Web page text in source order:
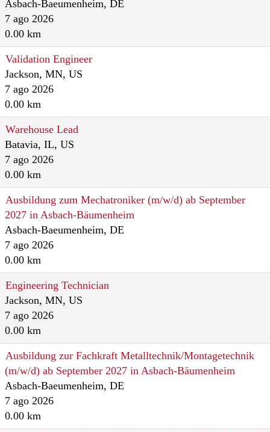
Asbach-Baeumenheim, DE
7 ago 2026
0.00 km
Validation Engineer
Jackson, MN, US
7 ago 2026
0.00 km
Warehouse Lead
Batavia, IL, US
7 ago 2026
0.00 km
Ausbildung zum Mechatroniker (m/w/d) ab September
2027 in Asbach-Bäumenheim
Asbach-Baeumenheim, DE
7 ago 2026
0.00 km
Engineering Technician
Jackson, MN, US
7 ago 2026
0.00 km
Ausbildung zur Fachkraft Metalltechnik/Montagetechnik
(m/w/d) ab September 2027 in Asbach-Bäumenheim
Asbach-Baeumenheim, DE
7 ago 2026
0.00 km